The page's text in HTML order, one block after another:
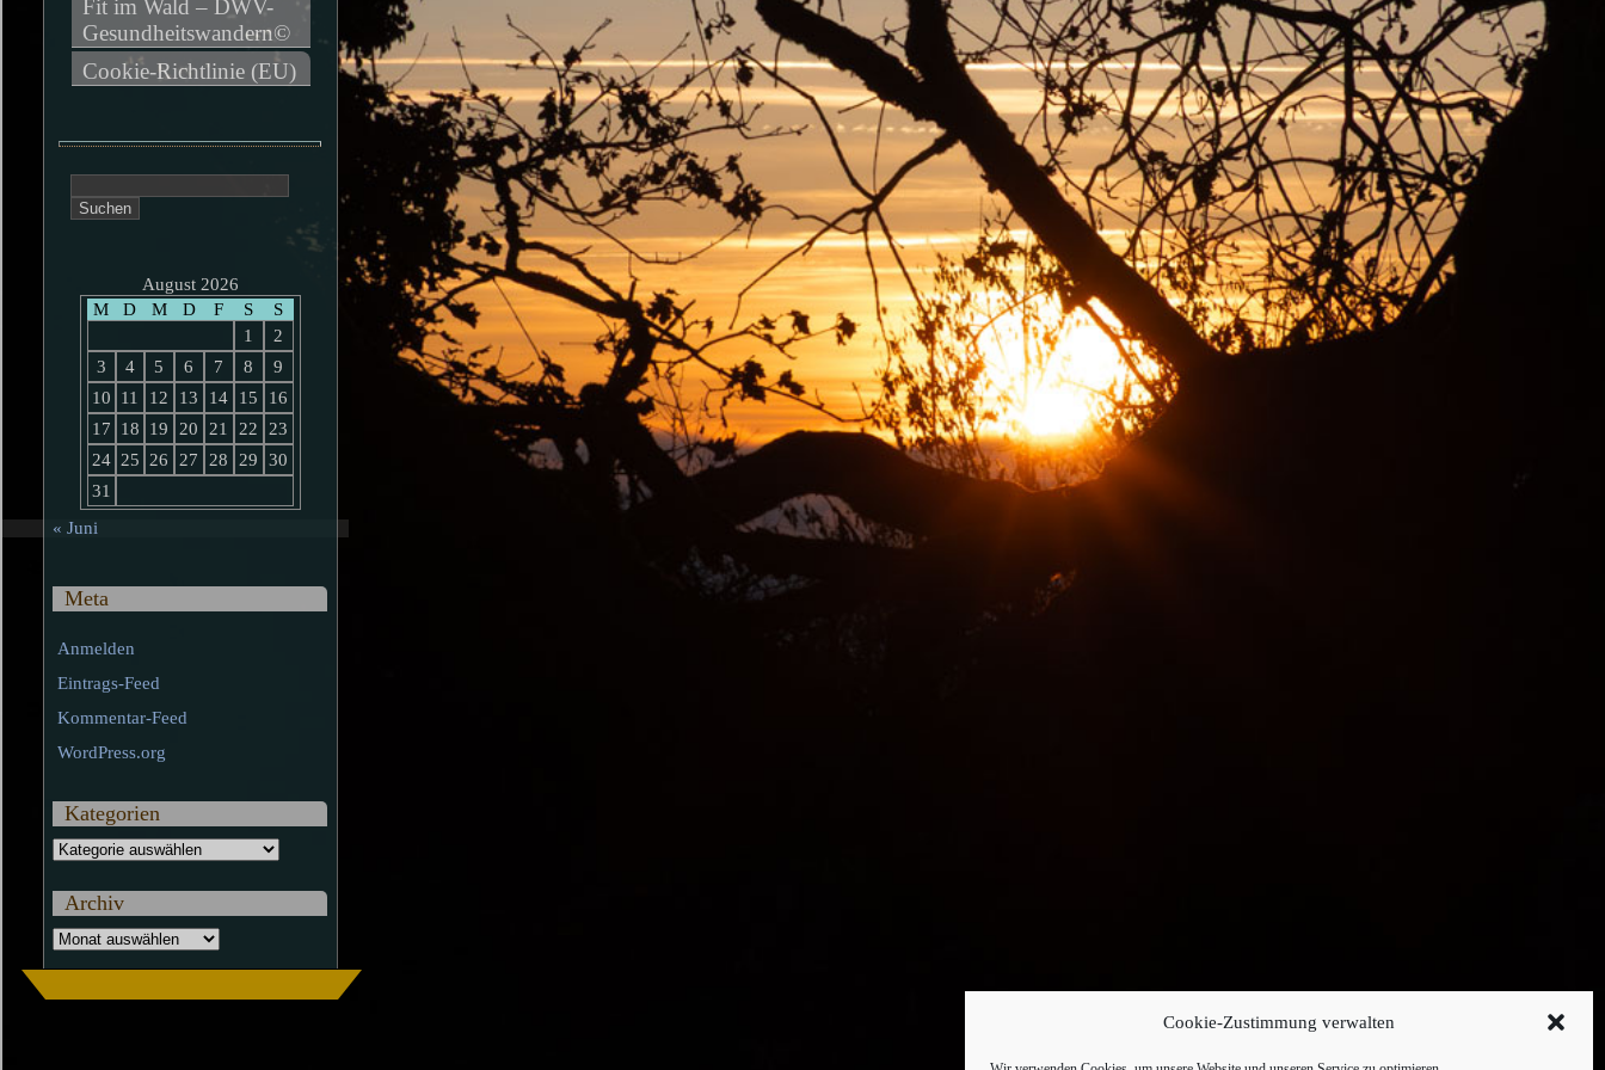
Cookie-Zustimmung verwalten
Fit im Wald – DWV-
Gesundheitswandern©
Cookie-Richtlinie (EU)
nach:
August 2026
M
D M D F S
S
1
2
3
4 5 6 7 8
9
10
11 12 13 14 15
16
17
18 19 20 21 22
23
24 25 26 27 28 29
30
31
« Juni
Meta
Anmelden
Eintrags-Feed
Kommentar-Feed
WordPress.org
Kategorien
Kategorien
Archiv
Archiv